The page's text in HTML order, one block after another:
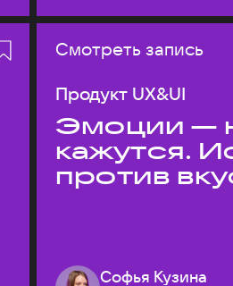
Смотреть запись
Продукт UX&UI
Эмоции —
кажутся.
против
Софья Кузина